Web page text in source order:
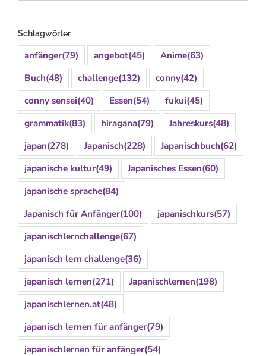
Schlagwörter
anfänger(79) angebot(45) Anime(63)
Buch(48) challenge(132) conny(42)
conny sensei(40) Essen(54) fukui(45)
grammatik(83) hiragana(79) Jahreskurs(48)
japan(278) Japanisch(228) Japanischbuch(62)
japanische kultur(49) Japanisches Essen(60)
japanische sprache(84)
Japanisch für Anfänger(100) japanischkurs(57)
japanischlernchallenge(67)
japanisch lern challenge(36)
japanisch lernen(271) Japanischlernen(198)
japanischlernen.at(48)
japanisch lernen für anfänger(79)
japanischlernen für anfänger(54)